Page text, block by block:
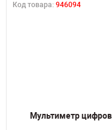
Код товара: 946094
Мультиметр